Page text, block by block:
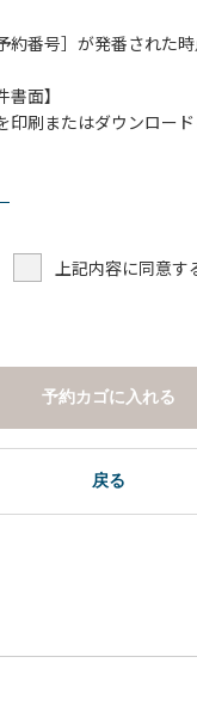
のトイレをご利用くだ
のトイレの使用は禁止
約番号］が発番された
書面】
印刷またはダウンロー
上記内容に同意す
戻る
予約カゴに入れる